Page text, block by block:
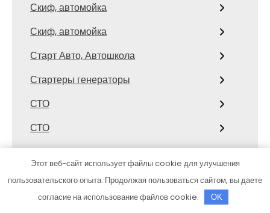
Скиф, автомойка
Скиф, автомойка
Старт Авто, Автошкола
Стартеры генераторы
СТО
СТО
СТО Крым Лада
Сто лошадок, автосервис
Столица Поморья, гостиница
Этот веб-сайт использует файлы cookie для улучшения
пользовательского опыта. Продолжая пользоваться сайтом, вы даете
согласие на использование файлов cookie.
OK